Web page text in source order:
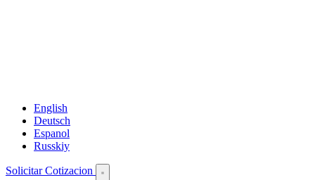
English
Deutsch
Espanol
Russkiy
Solicitar Cotizacion